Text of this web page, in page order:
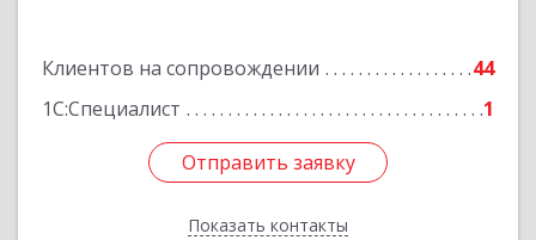
Клиентов на сопровождении
44
1С:Специалист
1
Отправить заявку
Показать контакты
Отправить заявку
Назад